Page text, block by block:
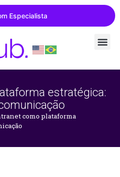
Especialista
estratégica:
como plataforma